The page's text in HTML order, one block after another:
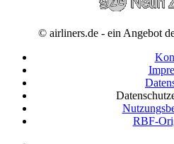
© airliners.de - ein Angebot
RBF-